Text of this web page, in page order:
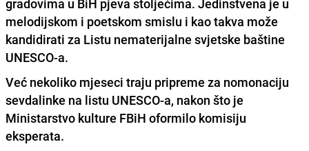
melodijskom i poetskom smislu i kao takva može
kandidirati za Listu nematerijalne svjetske baštine
UNESCO-a.
Već nekoliko mjeseci traju pripreme za nomonaciju
sevdalinke na listu UNESCO-a, nakon što je
Ministarstvo kulture FBiH oformilo komisiju
eksperata.